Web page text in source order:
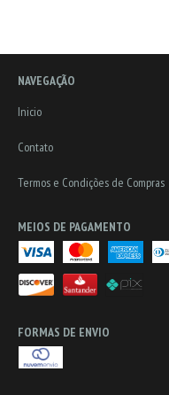
NAVEGAÇÃO
Inicio
Contato
Termos e Condições de Compras
MEIOS DE PAGAMENTO
FORMAS DE ENVIO